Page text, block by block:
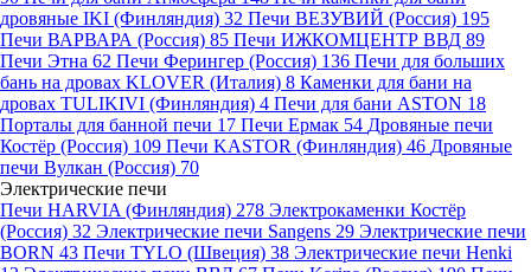
дровяные IKI (Финляндия) 32 Печи ВЕЗУВИЙ (Россия) 195
Печи ВАРВАРА (Россия) 85 Печи ИЖКОМЦЕНТР ВВД 89
Печи Этна 62 Печи Ферингер (Россия) 136 Печи для больших
бань на дровах KLOVER (Италия) 8 Каменки для бани на
дровах TULIKIVI (Финляндия) 4 Печи для бани ASTON 18
Порталы для банной печи 17 Печи Ермак 54 Дровяные печи
Костёр (Россия) 109 Печи KASTOR (Финляндия) 46 Дровяные
печи Вулкан (Россия) 70
Электрические печи
Печи HARVIA (Финляндия) 278 Электрокаменки Костёр
(Россия) 32 Электрические печи Sangens 29 Электрические печи
BORN 43 Печи TYLO (Швеция) 38 Электрические печи Henki